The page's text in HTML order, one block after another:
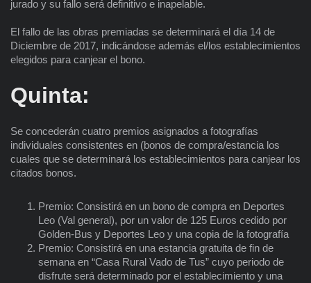
jurado y su fallo será definitivo e inapelable.
El fallo de las obras premiadas se determinará el día 14 de
Diciembre de 2017, indicándose además el/los establecimientos
elegidos para canjear el bono.
Quinta:
Se concederán cuatro premios asignados a fotografías
individuales consistentes en (bonos de compra/estancia los
cuales que se determinará los establecimientos para canjear los
citados bonos.
Premio: Consistirá en un bono de compra en Deportes
Leo (Val general), por un valor de 125 Euros cedido por
Golden-Bus y Deportes Leo y una copia de la fotografía
Premio: Consistirá en una estancia gratuita de fin de
semana en “Casa Rural Vado de Tus” cuyo periodo de
disfrute será determinado por el establecimiento y una